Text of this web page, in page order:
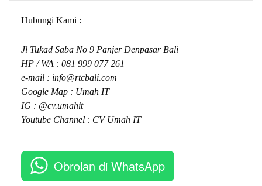
Hubungi Kami :
Jl Tukad Saba No 9 Panjer Denpasar Bali
HP / WA : 081 999 077 261
e-mail : info@rtcbali.com
Google Map : Umah IT
IG : @cv.umahit
Youtube Channel : CV Umah IT
Obrolan di WhatsApp